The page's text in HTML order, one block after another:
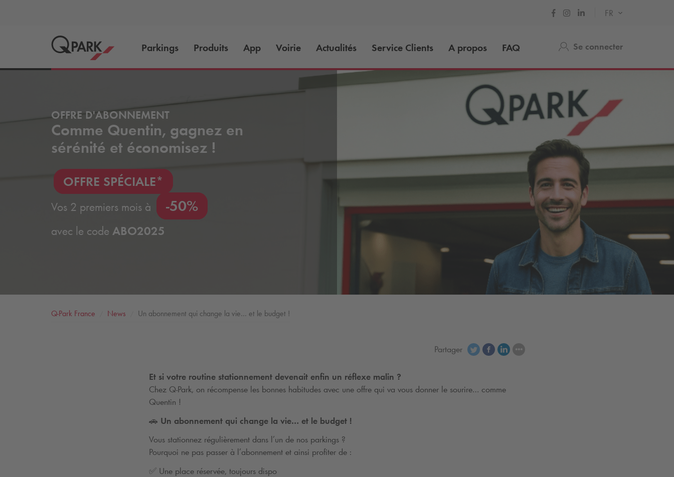
FR
Parkings Produits App Voirie Actualités Service Clients A propos FAQ Se connecter
OFFRE D'ABONNEMENT
Comme Quentin, gagnez en
sérénité et économisez !
OFFRE SPÉCIALE*
Vos 2 premiers mois à -50%
avec le code ABO2025
Q-Park France News Un abonnement qui change la vie… et le budget !
Partager
Et si votre routine stationnement devenait enfin un réflexe malin ?
Chez Q-Park, on récompense les bonnes habitudes avec une offre qui va vous donner le sourire… comme
Quentin !
🚗 Un abonnement qui change la vie… et le budget !
Vous stationnez régulièrement dans l’un de nos parkings ?
Pourquoi ne pas passer à l’abonnement et ainsi profiter de :
✅ Une place réservée, toujours dispo